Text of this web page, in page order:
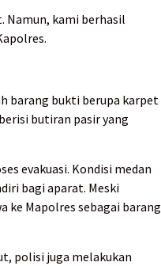
Namun, kami berhasil
barang bukti berupa karpet
butiran pasir yang
evakuasi. Kondisi medan
bagi aparat. Meski
ke Mapolres sebagai barang
polisi juga melakukan